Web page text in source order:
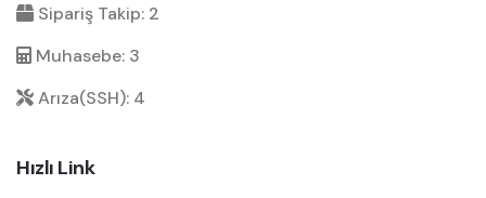
Sipariş Takip: 2
Muhasebe: 3
Arıza(SSH): 4
Hızlı Link